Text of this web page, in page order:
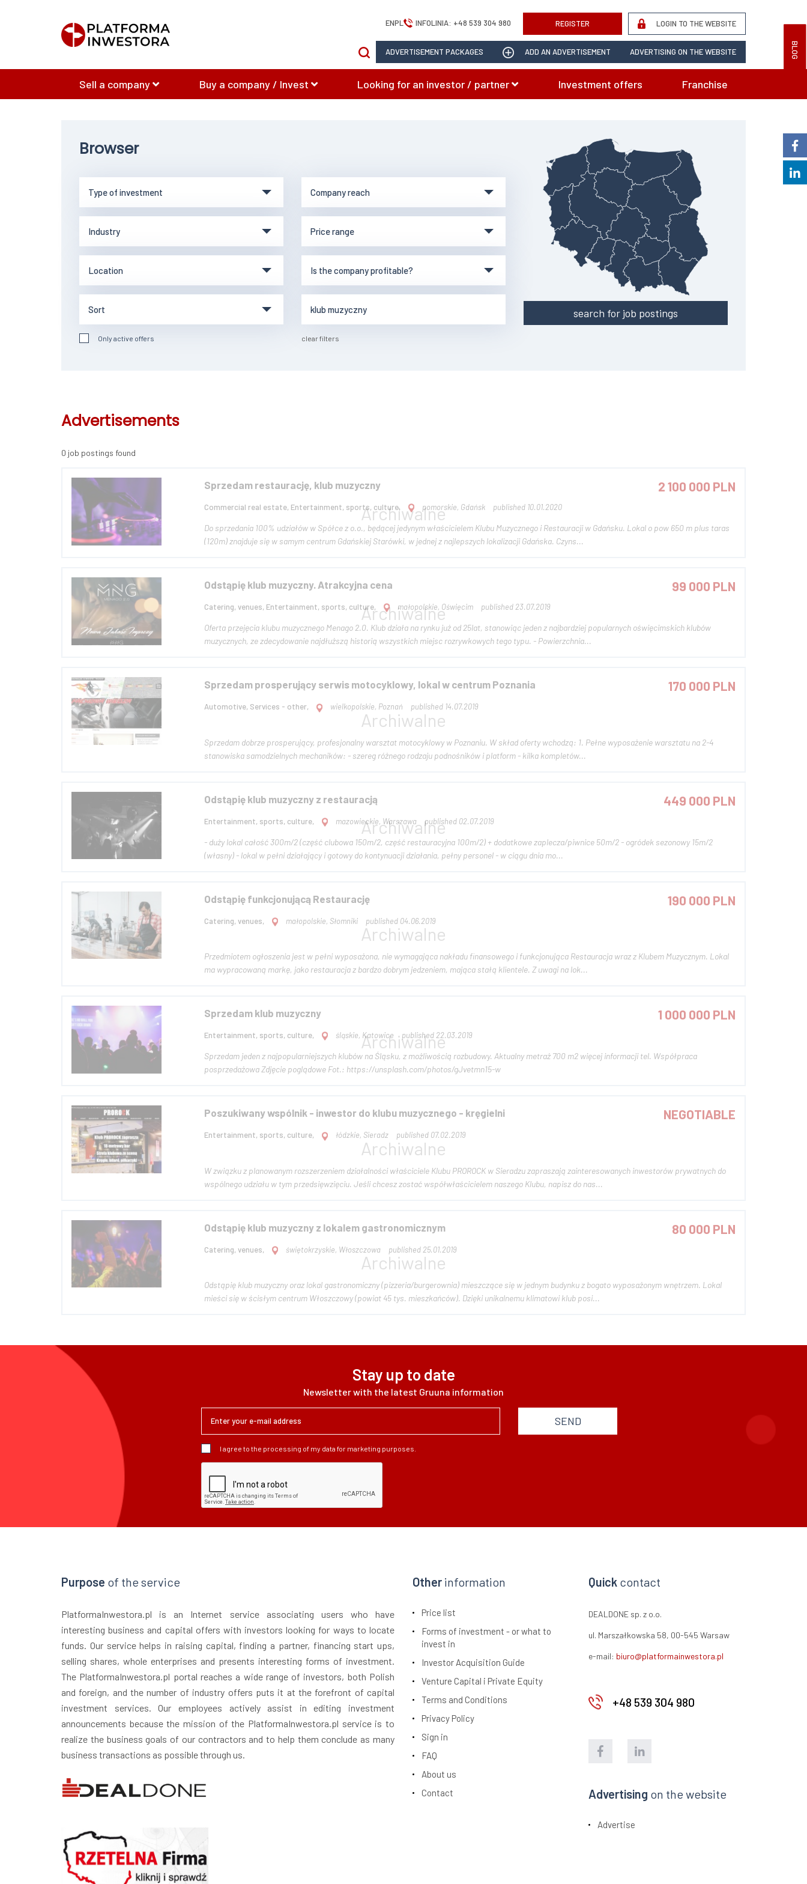
BLOG
ENPL INFOLINIA: +48 539 304 980 REGISTER LOGIN TO THE WEBSITE
ADVERTISEMENT PACKAGES ADD AN ADVERTISEMENT ADVERTISING ON THE WEBSITE
Sell a company Buy a company / Invest Looking for an investor / partner Investment offers Franchise
Browser
Only active offers clear filters
search for job postings
Advertisements
0 job postings found
2 100 000 PLN
Sprzedam restaurację, klub muzyczny
Commercial real estate, Entertainment, sports, culture, pomorskie, Gdańsk published 10.01.2020
Do sprzedania 100% udziałów w Spółce z o.o., będącej jedynym właścicielem Klubu Muzycznego i Restauracji w Gdańsku. Lokal o pow 650 m plus taras
(120m) znajduje się w samym centrum Gdańskiej Starówki, w jednej z najlepszych lokalizacji Gdańska. Czyns...
99 000 PLN
Odstąpię klub muzyczny. Atrakcyjna cena
Catering, venues, Entertainment, sports, culture, małopolskie, Oświęcim published 23.07.2019
Oferta przejęcia klubu muzycznego Menago 2.0. Klub działa na rynku już od 25lat, stanowiąc jeden z najbardziej popularnych oświęcimskich klubów
muzycznych, ze zdecydowanie najdłuższą historią wszystkich miejsc rozrywkowych tego typu. - Powierzchnia...
170 000 PLN
Sprzedam prosperujący serwis motocyklowy, lokal w centrum Poznania
Automotive, Services - other, wielkopolskie, Poznań published 14.07.2019
Sprzedam dobrze prosperujący, profesjonalny warsztat motocyklowy w Poznaniu. W skład oferty wchodzą: 1. Pełne wyposażenie warsztatu na 2-4
stanowiska samodzielnych mechaników: - szereg różnego rodzaju podnośników i platform - kilka kompletów...
449 000 PLN
Odstąpię klub muzyczny z restauracją
Entertainment, sports, culture, mazowieckie, Warszawa published 02.07.2019
- duży lokal całość 300m/2 (część clubowa 150m/2, część restauracyjna 100m/2) + dodatkowe zaplecza/piwnice 50m/2 - ogródek sezonowy 15m/2
(własny) - lokal w pełni działający i gotowy do kontynuacji działania, pełny personel - w ciągu dnia mo...
190 000 PLN
Odstąpię funkcjonującą Restaurację
Catering, venues, małopolskie, Słomniki published 04.06.2019
Przedmiotem ogłoszenia jest w pełni wyposażona, nie wymagająca nakładu finansowego i funkcjonująca Restauracja wraz z Klubem Muzycznym. Lokal
ma wypracowaną markę, jako restauracja z bardzo dobrym jedzeniem, mająca stałą klientele. Z uwagi na lok...
1 000 000 PLN
Sprzedam klub muzyczny
Entertainment, sports, culture, śląskie, Katowice published 22.03.2019
Sprzedam jeden z najpopularniejszych klubów na Śląsku, z możliwością rozbudowy. Aktualny metraż 700 m2 więcej informacji tel. Współpraca
posprzedażowa Zdjęcie poglądowe Fot.: https://unsplash.com/photos/gJvetmn15-w
NEGOTIABLE
Poszukiwany wspólnik - inwestor do klubu muzycznego - kręgielni
Entertainment, sports, culture, łódzkie, Sieradz published 07.02.2019
W związku z planowanym rozszerzeniem działalności właściciele Klubu PROROCK w Sieradzu zapraszają zainteresowanych inwestorów prywatnych do
wspólnego udziału w tym przedsięwzięciu. Jeśli chcesz zostać współwłaścicielem naszego Klubu, napisz do nas...
80 000 PLN
Odstąpię klub muzyczny z lokalem gastronomicznym
Catering, venues, świętokrzyskie, Włoszczowa published 25.01.2019
Odstąpię klub muzyczny oraz lokal gastronomiczny (pizzeria/burgerownia) mieszczące się w jednym budynku z bogato wyposażonym wnętrzem. Lokal
mieści się w ścisłym centrum Włoszczowy (powiat 45 tys. mieszkańców). Dzięki unikalnemu klimatowi klub posi...
Stay up to date
Newsletter with the latest Gruuna information
SEND
I agree to the processing of my data for marketing purposes.
Purpose of the service
PlatformaInwestora.pl is an Internet service associating users who have
interesting business and capital offers with investors looking for ways to locate
funds. Our service helps in raising capital, finding a partner, financing start ups,
selling shares, whole enterprises and presents interesting forms of investment.
The PlatformaInwestora.pl portal reaches a wide range of investors, both Polish
and foreign, and the number of industry offers puts it at the forefront of capital
investment services. Our employees actively assist in editing investment
announcements because the mission of the PlatformaInwestora.pl service is to
realize the business goals of our contractors and to help them conclude as many
business transactions as possible through us.
Other information
Price list
Forms of investment - or what to
invest in
Investor Acquisition Guide
Venture Capital i Private Equity
Terms and Conditions
Privacy Policy
Sign in
FAQ
About us
Contact
Quickcontact
DEALDONE sp. z o.o.
ul. Marszałkowska 58, 00-545 Warsaw
e-mail: biuro@platformainwestora.pl
+48 539 304 980
Advertising on the website
Advertise